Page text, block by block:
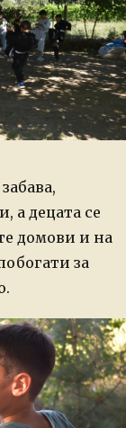
а децата се
домови и на
за